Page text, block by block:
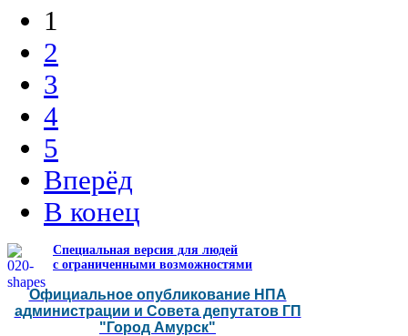
1
2
3
4
5
Вперёд
В конец
Специальная версия для людей
с ограниченными возможностями
Официальное опубликование НПА
администрации и Совета депутатов ГП
"Город Амурск"